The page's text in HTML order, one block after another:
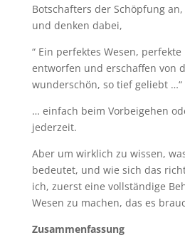
Botschafters der Schöpfung
und denken dabei,
“ Ein perfektes Wesen,
entworfen und erschaffen von
wunderschön, so tief geliebt …“
… einfach beim Vorbeigehen
jederzeit.
Aber um wirklich zu wissen,
bedeutet, und wie sich das
ich, zuerst eine vollständige
Wesen zu machen, das es
Zusammenfassung